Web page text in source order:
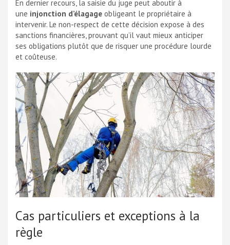
En dernier recours, la saisie du juge peut aboutir à
une injonction d’élagage obligeant le propriétaire à
intervenir. Le non-respect de cette décision expose à des
sanctions financières, prouvant qu’il vaut mieux anticiper
ses obligations plutôt que de risquer une procédure lourde
et coûteuse.
Cas particuliers et exceptions à la
règle